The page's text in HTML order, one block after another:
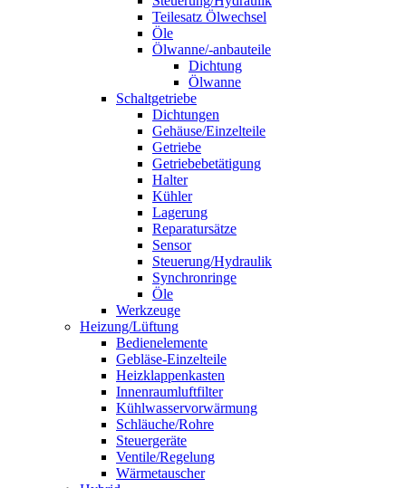
Teilesatz Ölwechsel
Öle
Ölwanne/-anbauteile
Dichtung
Ölwanne
Schaltgetriebe
Dichtungen
Gehäuse/Einzelteile
Getriebe
Getriebebetätigung
Halter
Kühler
Lagerung
Reparatursätze
Sensor
Steuerung/Hydraulik
Synchronringe
Öle
Werkzeuge
Heizung/Lüftung
Bedienelemente
Gebläse-Einzelteile
Heizklappenkasten
Innenraumluftfilter
Kühlwasservorwärmung
Schläuche/Rohre
Steuergeräte
Ventile/Regelung
Wärmetauscher